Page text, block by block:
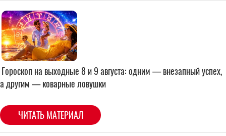
Гороскоп на выходные 8 и 9 августа: одним — внезапный успех,
а другим — коварные ловушки
ЧИТАТЬ МАТЕРИАЛ